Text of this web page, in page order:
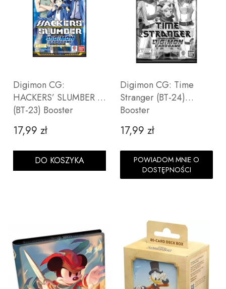
Digimon CG:
HACKERS’ SLUMBER -
(BT-23) Booster
Cena
17,99 zł
DO KOSZYKA
Digimon CG: Time
Stranger (BT-24)
Booster
Cena
17,99 zł
POWIADOM MNIE O
DOSTĘPNOŚCI